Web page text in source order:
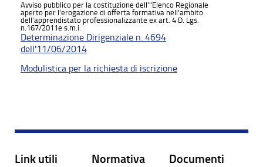
Avviso pubblico per la costituzione dell'"Elenco Regionale
aperto per l'erogazione di offerta formativa nell'ambito
dell'apprendistato professionalizzante ex art. 4 D. Lgs.
n.167/2011e s.m.i.
Determinazione Dirigenziale n. 4694
dell'11/06/2014
Modulistica per la richiesta di iscrizione
Link utili Normativa Documenti